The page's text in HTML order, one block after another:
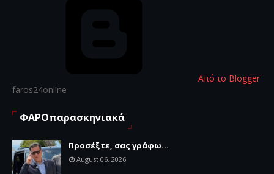
Από το Blogger
faros24online
ΦΑΡΟπαρασκηνιακά
Προσέξτε, σας γράφω...
August 06, 2026